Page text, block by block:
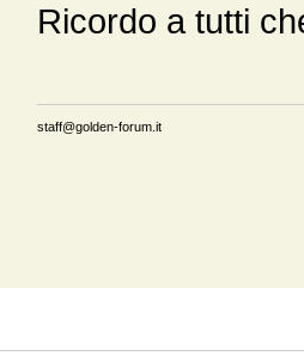
Ricordo a tutti
staff@golden-forum.it